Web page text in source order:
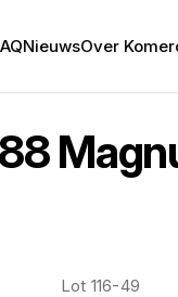
NieuwsOver
Lot 116-49